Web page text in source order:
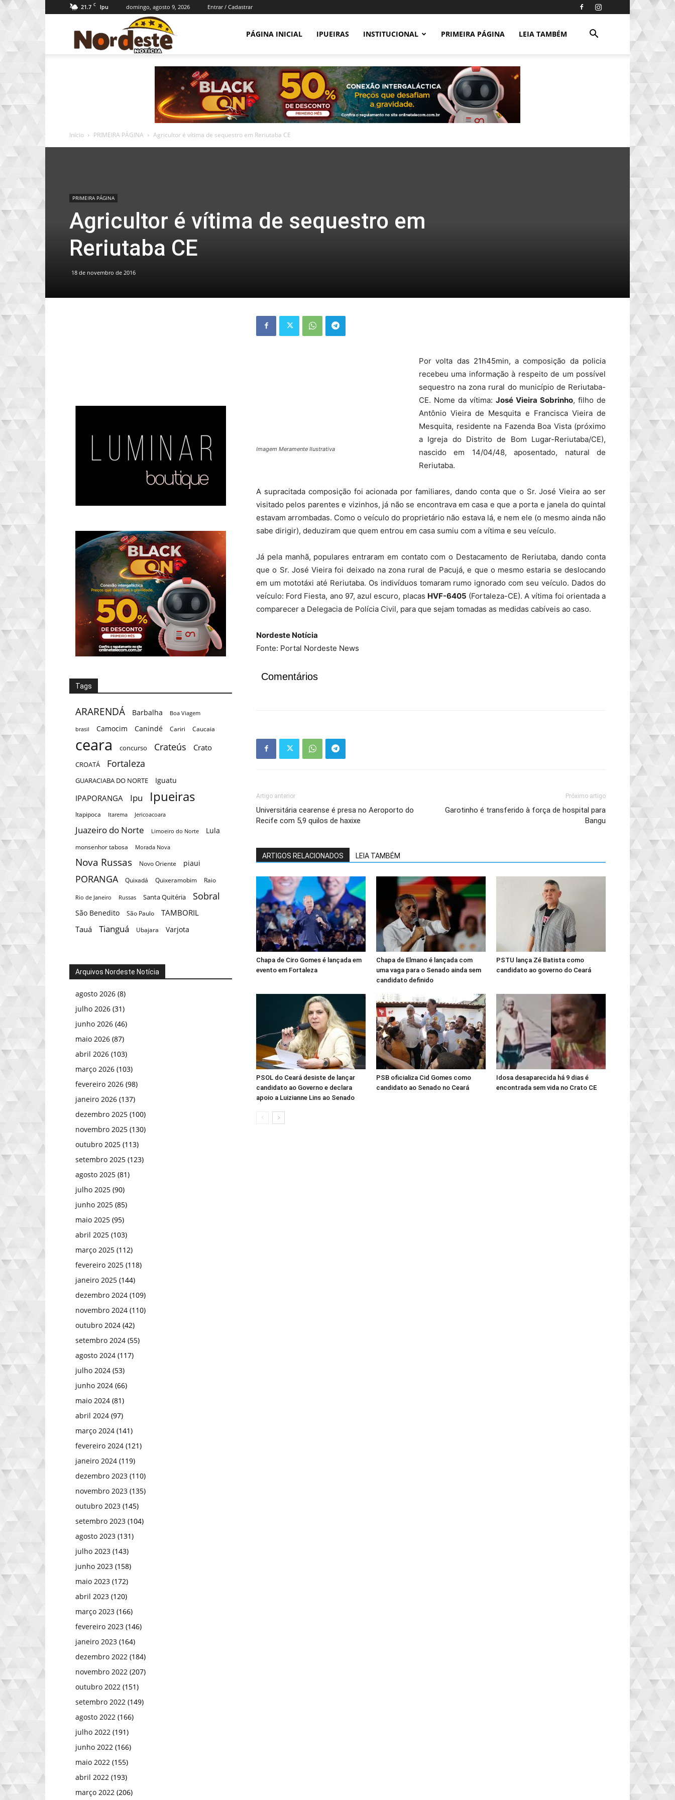
21.7 C Ipu domingo, agosto 9, 2026 Entrar / Cadastrar
Notícia
PÁGINA INICIAL IPUEIRAS INSTITUCIONAL PRIMEIRA PÁGINA LEIA TAMBÉM
Início PRIMEIRA PÁGINA Agricultor é vítima de sequestro em Reriutaba CE
PRIMEIRA PÁGINA
Agricultor é vítima de sequestro em
Reriutaba CE
18 de novembro de 2016
Por volta das 21h45min, a composição da policia
recebeu uma informação à respeito de um possível
sequestro na zona rural do município de Reriutaba-
CE. Nome da vítima: José Vieira Sobrinho, filho de
Antônio Vieira de Mesquita e Francisca Vieira de Mesquita, residente na Fazenda Boa Vista
(próximo a Igreja do Distrito de Bom Lugar-Reriutaba/CE), nascido em 14/04/48, aposentado,
A supracitada composição foi acionada por familiares, dando conta que o Sr. José Vieira ao ser
estavam arrombadas. Como o veículo do proprietário não estava lá, e nem ele (o mesmo ainda não
sabe dirigir), deduziram que quem entrou em casa sumiu com a vítima e seu veículo.
Já pela manhã, populares entraram em contato com o Destacamento de Reriutaba, dando conta
em um mototáxi até Reriutaba. Os indivíduos tomaram rumo ignorado com seu veículo. Dados do
veículo: Ford Fiesta, ano 97, azul escuro, placas HVF-6405 (Fortaleza-CE). A vítima foi orientada a
comparecer a Delegacia de Polícia Civil, para que sejam tomadas as medidas cabíveis ao caso.
Nordeste Notícia
Comentários
Recife com 5,9 quilos de haxixe
Bangu
Chapa de Ciro Gomes é lançada em
evento em Fortaleza
Chapa de Elmano é lançada com
uma vaga para o Senado ainda sem
candidato definido
PSTU lança Zé Batista como
candidato ao governo do Ceará
PSOL do Ceará desiste de lançar
candidato ao Governo e declara
apoio a Luizianne Lins ao Senado
PSB oficializa Cid Gomes como
candidato ao Senado no Ceará
Idosa desaparecida há 9 dias é
encontrada sem vida no Crato CE
Tags
ARARENDÁ Barbalha Boa Viagem
brasil Camocim Canindé Cariri Caucaia
ceara concurso Crateús Crato
CROATÁ Fortaleza
GUARACIABA DO NORTE Iguatu
IPAPORANGA Ipu Ipueiras
Itapipoca Itarema Jericoacoara
Juazeiro do Norte Limoeiro do Norte Lula
monsenhor tabosa Morada Nova
Nova Russas Novo Oriente piaui
PORANGA Quixadá Quixeramobim Raio
Rio de Janeiro Russas Santa Quitéria Sobral
São Benedito São Paulo
TAMBORIL
Tauá
Tianguá Ubajara Varjota
Arquivos Nordeste Notícia
agosto 2026 (8)
julho 2026 (31)
junho 2026 (46)
maio 2026 (87)
abril 2026 (103)
março 2026 (103)
fevereiro 2026 (98)
janeiro 2026 (137)
dezembro 2025 (100)
novembro 2025 (130)
outubro 2025 (113)
setembro 2025 (123)
agosto 2025 (81)
julho 2025 (90)
junho 2025 (85)
maio 2025 (95)
abril 2025 (103)
março 2025 (112)
fevereiro 2025 (118)
janeiro 2025 (144)
dezembro 2024 (109)
novembro 2024 (110)
outubro 2024 (42)
setembro 2024 (55)
agosto 2024 (117)
julho 2024 (53)
junho 2024 (66)
maio 2024 (81)
abril 2024 (97)
março 2024 (141)
fevereiro 2024 (121)
janeiro 2024 (119)
dezembro 2023 (110)
novembro 2023 (135)
outubro 2023 (145)
setembro 2023 (104)
agosto 2023 (131)
julho 2023 (143)
junho 2023 (158)
maio 2023 (172)
abril 2023 (120)
março 2023 (166)
fevereiro 2023 (146)
janeiro 2023 (164)
dezembro 2022 (184)
novembro 2022 (207)
outubro 2022 (151)
setembro 2022 (149)
agosto 2022 (166)
julho 2022 (191)
junho 2022 (166)
maio 2022 (155)
abril 2022 (193)
março 2022 (206)